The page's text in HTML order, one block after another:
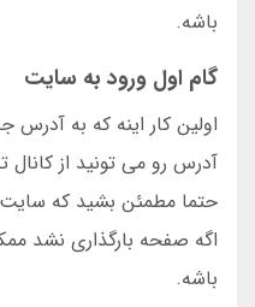
باشه.
گام اول ورود به سایت
اگه صفحه بارگذاری
باشه.